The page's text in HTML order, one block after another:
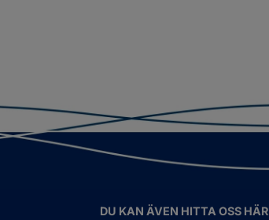
DU KAN ÄVEN HITTA OSS HÄR